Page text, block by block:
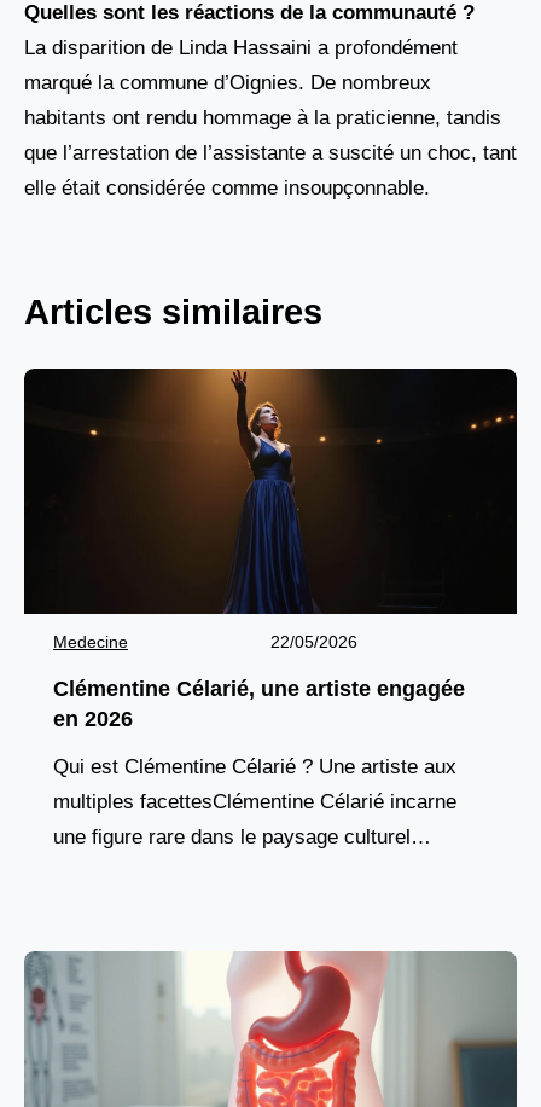
Quelles sont les réactions de la communauté ?
La disparition de Linda Hassaini a profondément
marqué la commune d’Oignies. De nombreux
habitants ont rendu hommage à la praticienne, tandis
que l’arrestation de l’assistante a suscité un choc, tant
elle était considérée comme insoupçonnable.
Articles similaires
Medecine 22/05/2026
Clémentine Célarié, une artiste engagée
en 2026
Qui est Clémentine Célarié ? Une artiste aux
multiples facettesClémentine Célarié incarne
une figure rare dans le paysage culturel